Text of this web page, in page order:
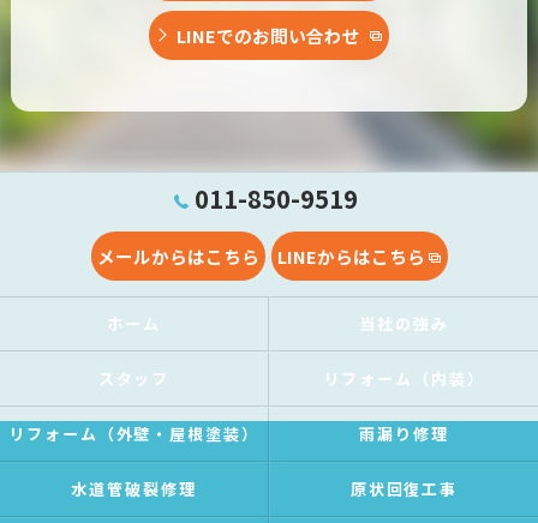
LINEでのお問い合わせ
011-850-9519
メールからはこちら LINEからはこちら
ホーム 当社の強み
スタッフ リフォーム（内装）
リフォーム（外壁・屋根塗装） 雨漏り修理
水道管破裂修理 原状回復工事